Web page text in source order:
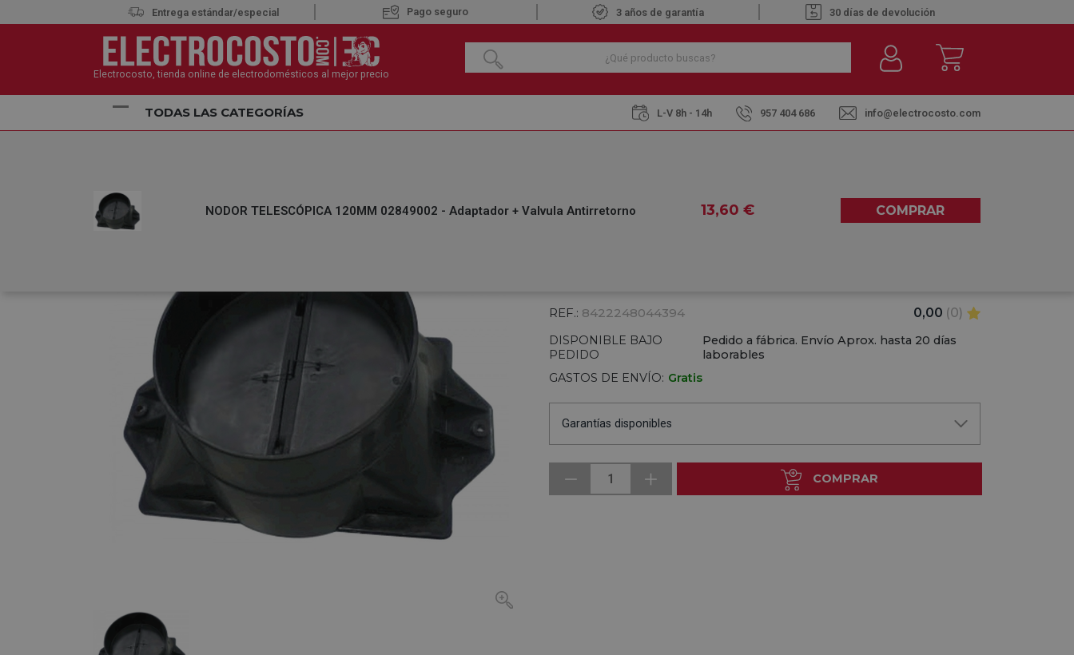
Entrega estándar/especial Pago seguro 3 años de garantía 30 días de devolución
Electrocosto, tienda online de electrodomésticos al mejor precio
TODAS LAS CATEGORÍAS L-V 8h - 14h 957 404 686 info@electrocosto.com
NODOR TELESCÓPICA 120MM 02849002 - Adaptador + Valvula Antirretorno 13,60 € COMPRAR
NODOR TELESCÓPICA 120MM 02849002 -
ADAPTADOR + VALVULA ANTIRRETORNO
REF.: 8422248044394 0,00 (0)
DISPONIBLE BAJO
PEDIDO
Pedido a fábrica. Envío Aprox. hasta 20 días
laborables
GASTOS DE ENVÍO: Gratis
Garantías disponibles
1 COMPRAR